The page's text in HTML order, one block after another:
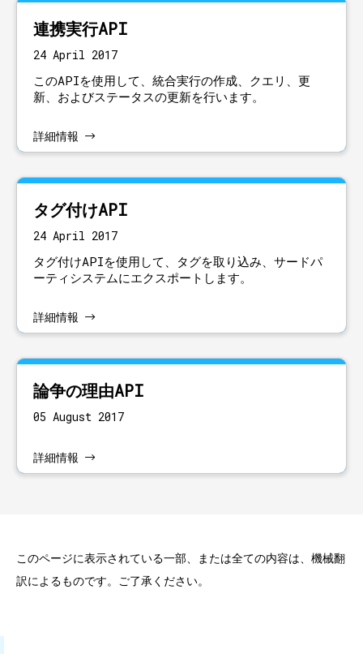
連携実行API
24 April 2017
このAPIを使用して、統合実行の作成、クエリ、更
新、およびステータスの更新を行います。
詳細情報
タグ付けAPI
24 April 2017
タグ付けAPIを使用して、タグを取り込み、サードパ
ーティシステムにエクスポートします。
詳細情報
論争の理由API
05 August 2017
詳細情報
このページに表示されている一部、または全ての内容は、機械翻
訳によるものです。ご了承ください。